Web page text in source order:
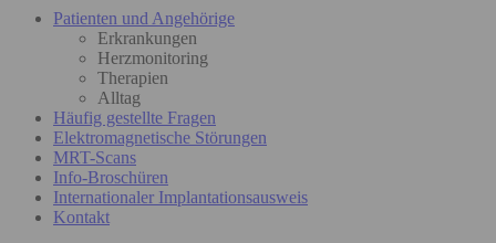
Patienten und Angehörige
Erkrankungen
Herzmonitoring
Therapien
Alltag
Häufig gestellte Fragen
Elektromagnetische Störungen
MRT-Scans
Info-Broschüren
Internationaler Implantationsausweis
Kontakt